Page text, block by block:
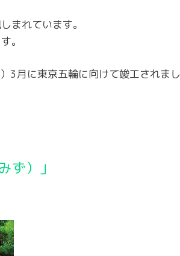
まれています。
。
3月に東京五輪に向けて竣工されまし
ず）」